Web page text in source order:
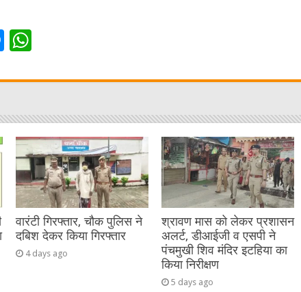
M
ss
n
g
er
at
A
p
p
वारंटी गिरफ्तार, चौक पुलिस ने
दबिश देकर किया गिरफ्तार
4 days ago
श्रावण मास को लेकर प्रशासन
अलर्ट, डीआईजी व एसपी ने
पंचमुखी शिव मंदिर इटहिया का
किया निरीक्षण
5 days ago